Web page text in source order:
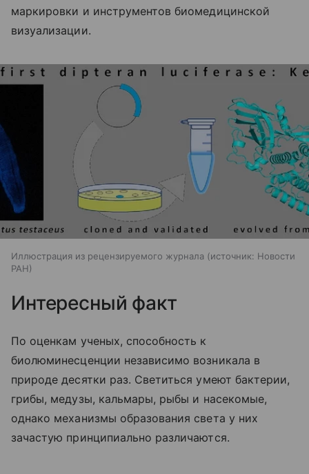
маркировки и инструментов биомедицинской
визуализации.
Иллюстрация из рецензируемого журнала источник: Новости
РАН
Интересный факт
По оценкам ученых, способность к
биолюминесценции независимо возникала в
природе десятки раз. Светиться умеют бактерии,
грибы, медузы, кальмары, рыбы и насекомые,
однако механизмы образования света у них
зачастую принципиально различаются.